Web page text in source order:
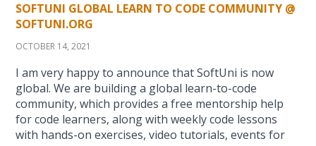
SOFTUNI GLOBAL LEARN TO CODE COMMUNITY @
SOFTUNI.ORG
OCTOBER 14, 2021
I am very happy to announce that SoftUni is now
global. We are building a global learn-to-code
community, which provides a free mentorship help
for code learners, along with weekly code lessons
with hands-on exercises, video tutorials, events for